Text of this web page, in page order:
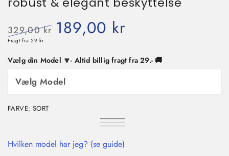
Normalpris
329,00 kr 189,00 kr
Fragt fra 29 kr.
Vælg din Model 🔽- Altid billig fragt fra 29.- 🚚
FARVE: SORT
Sort
Variant
udsolgt
ikke
tilgængelig
Mørkegrøn
Variant
eller
ikke
Grå
Variant
eller
ikke
Hvilken model har jeg? (se guide)